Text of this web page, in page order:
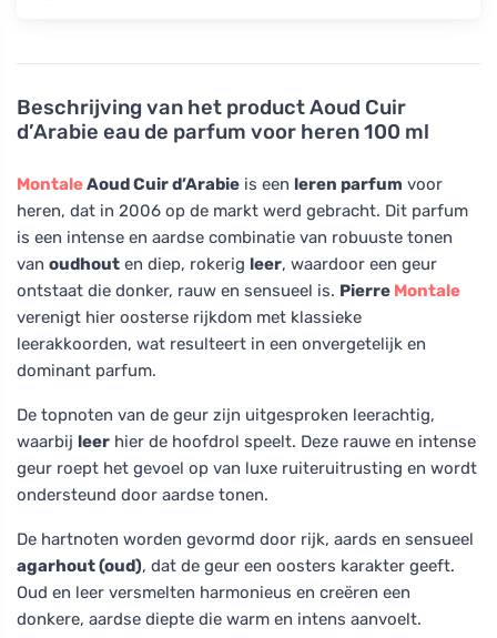
Beschrijving van het productAoud Cuir
d’Arabie eau de parfum voor heren 100 ml
MontaleAoud Cuir d’Arabie is een leren parfum voor
heren, dat in 2006 op de markt werd gebracht. Dit parfum
is een intense en aardse combinatie van robuuste tonen
van oudhout en diep, rokerig leer, waardoor een geur
ontstaat die donker, rauw en sensueel is. Pierre Montale
verenigt hier oosterse rijkdom met klassieke
leerakkoorden, wat resulteert in een onvergetelijk en
dominant parfum.
De topnoten van de geur zijn uitgesproken leerachtig,
waarbij leer hier de hoofdrol speelt. Deze rauwe en intense
geur roept het gevoel op van luxe ruiteruitrusting en wordt
ondersteund door aardse tonen.
De hartnoten worden gevormd door rijk, aards en sensueel
agarhout (oud), dat de geur een oosters karakter geeft.
Oud en leer versmelten harmonieus en creëren een
donkere, aardse diepte die warm en intens aanvoelt.